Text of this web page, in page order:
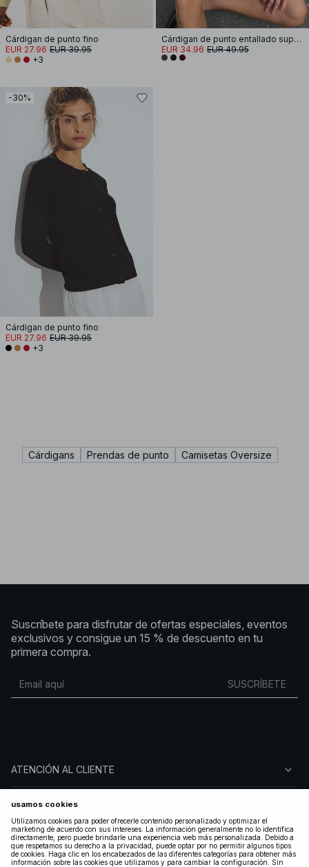
Cárdigan de punto fino
EUR 27.96 EUR 39.95
+3
Cárdigan de punto entallado superpuesto
EUR 34.96 EUR 49.95
-30%
Cárdigan de punto fino
EUR 27.96 EUR 39.95
+3
Cárdigans Prendas de punto Camisetas Oversize
Suscríbete para disfrutar de ofertas especiales, eventos
exclusivos y consigue un 15 % de descuento en tu
primera compra.
SUSCRÍBETE
ATENCIÓN AL CLIENTE
SOBRE NA-KD
SÍGUENOS